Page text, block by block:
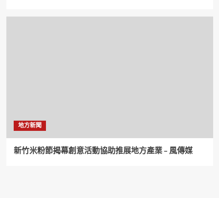
地方新聞
新竹米粉節揭幕創意活動協助推展地方產業 – 風傳媒